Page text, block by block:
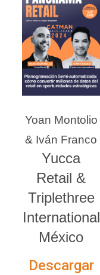
Yoan Montolio
& Iván Franco
Yucca
Retail &
Triplethree
International
México
Descargar